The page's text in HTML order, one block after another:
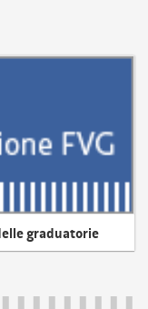
graduatorie